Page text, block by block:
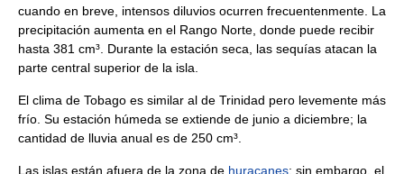
cuando en breve, intensos diluvios ocurren frecuentenmente. La
precipitación aumenta en el Rango Norte, donde puede recibir
hasta 381 cm³. Durante la estación seca, las sequías atacan la
parte central superior de la isla.
El clima de Tobago es similar al de Trinidad pero levemente más
frío. Su estación húmeda se extiende de junio a diciembre; la
cantidad de lluvia anual es de 250 cm³.
Las islas están afuera de la zona de huracanes; sin embargo, el